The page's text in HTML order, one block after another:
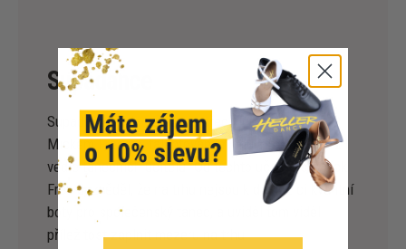
Supadance
Supadance byla založena před více než 50 lety
Mickem Freeem, talentovaným obuvníkem, který žil
vedle tanečních učitelů. Od těchto učitelů se Mick
Free dozvěděl, že na trhu nejsou k dispozici kvalitní
boty pro společenský tanec, a uviděl tom viděl
příležitost zaplnit mezeru na trhu.